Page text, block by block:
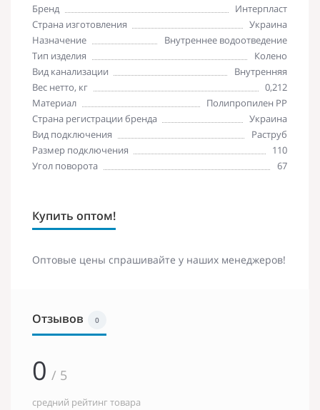
Бренд
Интерпласт
Страна изготовления
Украина
Назначение
Внутреннее водоотведение
Тип изделия
Колено
Вид канализации
Внутренняя
Вес нетто, кг
0,212
Материал
Полипропилен PP
Страна регистрации бренда
Украина
Вид подключения
Раструб
Размер подключения
110
Угол поворота
67
Купить оптом!
Оптовые цены спрашивайте у наших менеджеров!
Отзывов 0
0 / 5
средний рейтинг товара